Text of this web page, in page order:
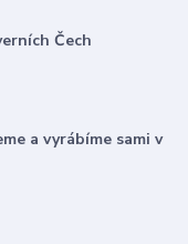
Čech
a vyrábíme sami v